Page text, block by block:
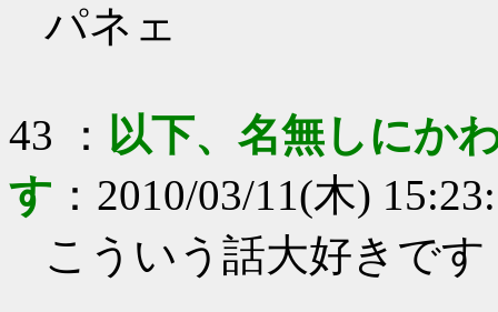
パネェ
43 ： 以下、名無しにか
す ： 2010/03/11(木)
こういう話大好きです